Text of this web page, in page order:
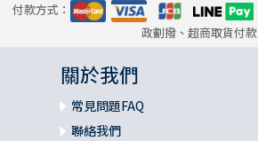
付款方式：
政劃撥、超商取貨付款
關於我們
常見問題FAQ
聯絡我們